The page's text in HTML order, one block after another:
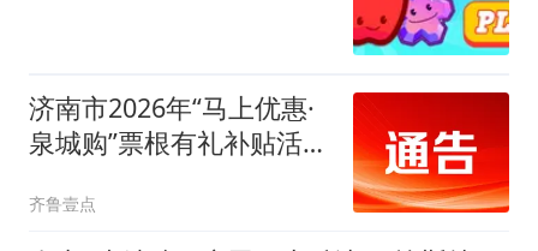
济南市2026年“马上优惠·
泉城购”票根有礼补贴活动
齐鲁壹点